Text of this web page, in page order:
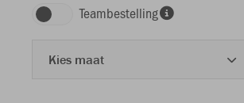
Teambestelling
Kies maat